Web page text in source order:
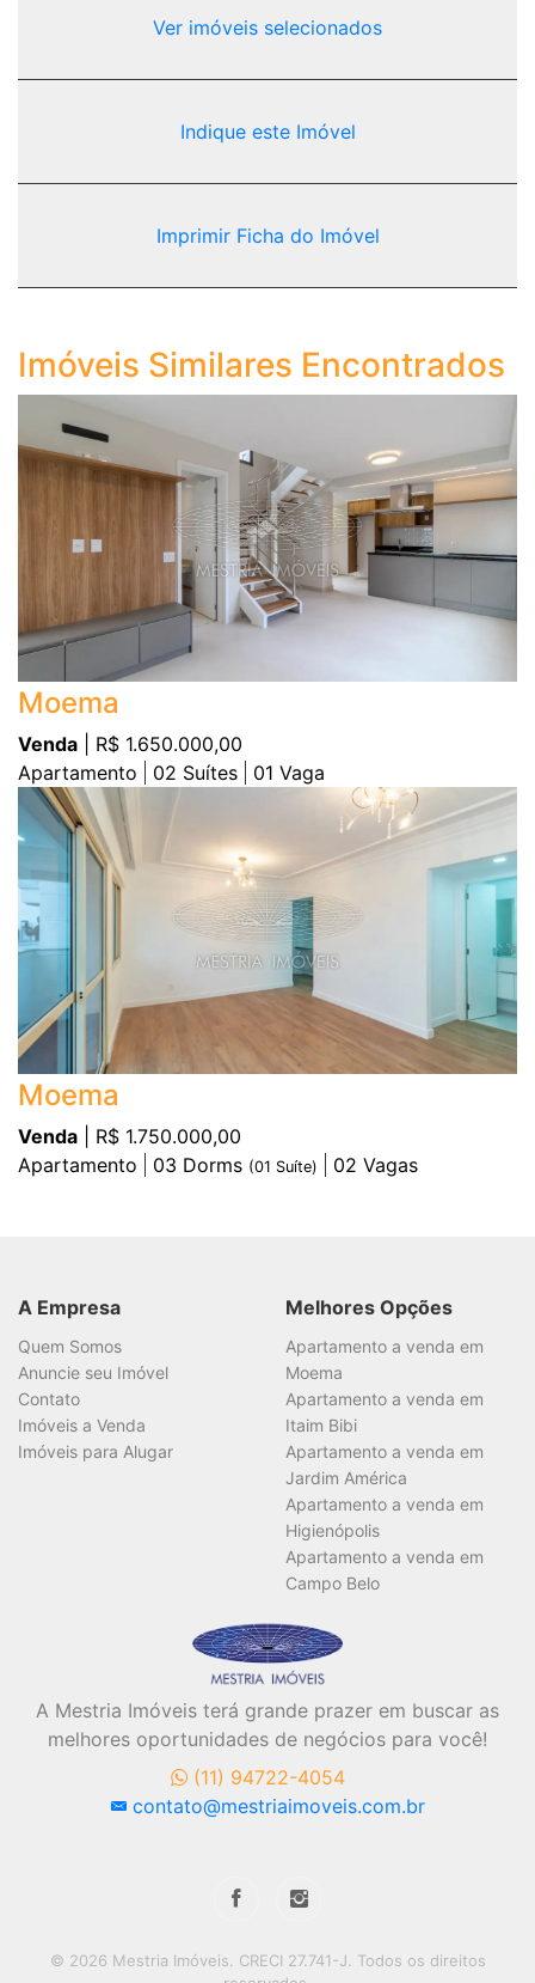
Ver imóveis selecionados
Indique este Imóvel
Imprimir Ficha do Imóvel
Imóveis Similares Encontrados
Moema
Venda | R$ 1.650.000,00
Apartamento
02 Suítes 01 Vaga
Moema
Venda | R$ 1.750.000,00
Apartamento
03 Dorms (01 Suíte) 02 Vagas
A Empresa
Quem Somos
Anuncie seu Imóvel
Contato
Imóveis a Venda
Imóveis para Alugar
Melhores Opções
Apartamento a venda em
Moema
Apartamento a venda em
Itaim Bibi
Apartamento a venda em
Jardim América
Apartamento a venda em
Higienópolis
Apartamento a venda em
Campo Belo
A Mestria Imóveis terá grande prazer em buscar as
melhores oportunidades de negócios para você!
(11) 94722-4054
contato@mestriaimoveis.com.br
© 2026 Mestria Imóveis. CRECI 27.741-J. Todos os direitos